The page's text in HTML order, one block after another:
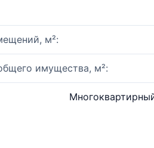
м²:
имущества, м²: